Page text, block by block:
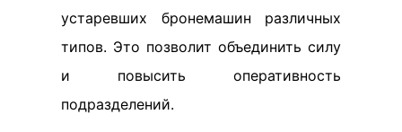
устаревших бронемашин различных
типов. Это позволит объединить силу
и повысить оперативность
подразделений.